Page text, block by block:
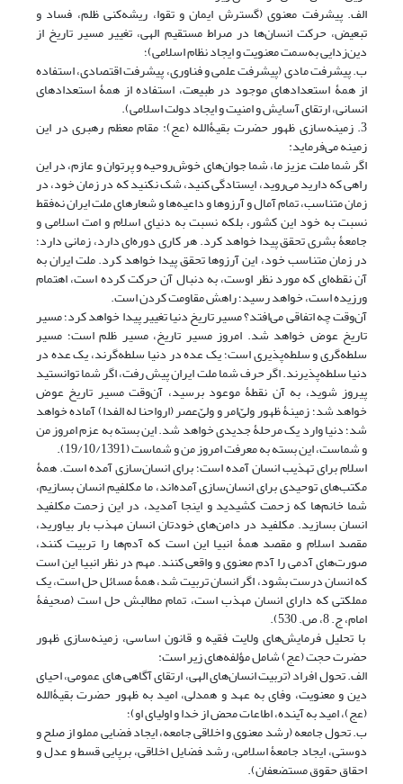
الف. پیشرفت معنوی (گسترش ایمان و تقوا، ریشه‌کنی ظلم، فساد و
تبعیض، حرکت انسان‌ها در صراط مستقیم الهی، تغییر مسیر تاریخ از
دین‌زدایی به‌سمت معنویت و ایجاد نظام اسلامی)؛
ب. پیشرفت مادی (پیشرفت علمی و فناوری، پیشرفت اقتصادی، استفاده
از همۀ استعدادهای موجود در طبیعت، استفاده از همۀ استعدادهای
انسانی، ارتقای آسایش و امنیت و ایجاد دولت اسلامی).
3. زمینه‌سازی ظهور حضرت بقیۀ‌الله (عج): مقام معظم رهبری در این
زمینه می‌فرماید:
اگر شما ملت عزیز ما، شما جوان‌های خوش‌روحیه و پرتوان و عازم، در این
راهی که دارید می‌روید، ایستادگی کنید، شک نکنید که در زمان خود، در
زمان متناسب، تمام آمال و آرزوها و داعیه‌ها و شعارهای ملت ایران نه‌فقط
نسبت به خود این کشور، بلکه نسبت به دنیای اسلام و امت اسلامی و
جامعۀ بشری تحقق پیدا خواهد کرد. هر کاری دوره‌ای دارد، زمانی دارد؛
در زمان متناسب خود، این آرزوها تحقق پیدا خواهد کرد. ملت ایران به
آن نقطه‌ای که مورد نظر اوست، به دنبال آن حرکت کرده است، اهتمام
ورزیده است، خواهد رسید؛ راهش مقاومت کردن است.
آن‌وقت چه اتفاقی می‌افتد؟ مسیر تاریخ دنیا تغییر پیدا خواهد کرد؛ مسیر
تاریخ عوض خواهد شد. امروز مسیر تاریخ، مسیر ظلم است؛ مسیر
سلطه‌گری و سلطه‌پذیری است؛ یک عده در دنیا سلطه‌گرند، یک عده در
دنیا سلطه‌پذیرند. اگر حرف شما ملت ایران پیش رفت، اگر شما توانستید
پیروز شوید، به آن نقطۀ موعود برسید، آن‌وقت مسیر تاریخ عوض
خواهد شد؛ زمینۀ ظهور ولىّ‌امر و ولىّ‌عصر (ارواحنا له الفدا) آماده خواهد
شد؛ دنیا وارد یک مرحلۀ جدیدی خواهد شد. این بسته به عزم امروز من
و شماست، این بسته به معرفت امروز من و شماست (19/10/1391).
اسلام برای تهذیب انسان آمده است؛ برای انسان‌سازی آمده است. همۀ
مکتب‌های توحیدی برای انسان‌سازی آمده‌اند، ما مکلفیم انسان بسازیم،
شما خانم‌ها که زحمت کشیدید و اینجا آمدید، در این زحمت مکلفید
انسان بسازید. مکلفید در دامن‌های خودتان انسان مهذب بار بیاورید،
مقصد اسلام و مقصد همۀ انبیا این است که آدم‌ها را تربیت کنند،
صورت‌های آدمی را آدم معنوی و واقعی کنند. مهم در نظر انبیا این است
که انسان درست بشود، اگر انسان تربیت شد، همۀ مسائل حل است، یک
مملکتی که دارای انسان مهذب است، تمام مطالبش حل است (صحیفۀ
امام، ج. 8، ص. 530).
با تحلیل فرمایش‌های ولایت فقیه و قانون اساسی، زمینه‌سازی ظهور
حضرت حجت (عج) شامل مؤلفه‌های زیر است:
الف. تحول افراد (تربیت انسان‌های الهی، ارتقای آگاهی های عمومی، احیای
دین و معنویت، وفای به عهد و همدلی، امید به ظهور حضرت بقیۀ‌الله
(عج)، امید به آینده، اطاعات محض از خدا و اولیای او)؛
ب. تحول جامعه (رشد معنوی و اخلاقی جامعه، ایجاد فضایی مملو از صلح و
دوستی، ایجاد جامعۀ اسلامی، رشد فضایل اخلاقی، برپایی قسط و عدل و
احقاق حقوق مستضعفان).